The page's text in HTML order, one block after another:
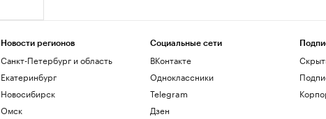
Новости регионов
Санкт-Петербург и область
Екатеринбург
Новосибирск
Омск
Социальные сети
ВКонтакте
Одноклассники
Telegram
Дзен